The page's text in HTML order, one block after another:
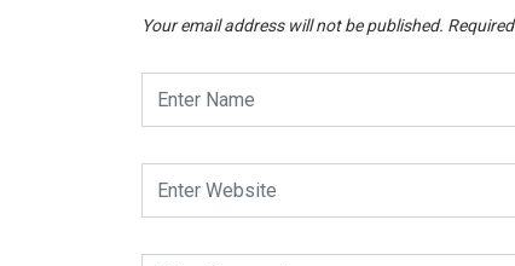
Your email address will not be published.